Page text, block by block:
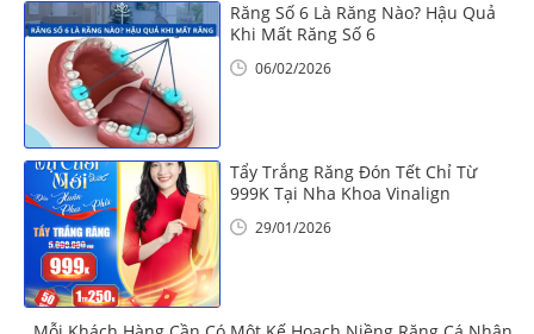
Răng Số 6 Là Răng Nào? Hậu Quả
Khi Mất Răng Số 6
06/02/2026
Tẩy Trắng Răng Đón Tết Chỉ Từ
999K Tại Nha Khoa Vinalign
29/01/2026